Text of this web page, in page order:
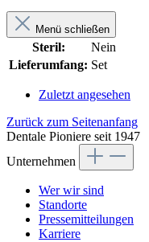
Menü schließen
Steril:
Nein
Lieferumfang: Set
Zuletzt angesehen
Zurück zum Seitenanfang
Dentale Pioniere seit 1947
Unternehmen
Wer wir sind
Standorte
Pressemitteilungen
Karriere